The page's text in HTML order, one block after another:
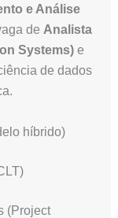
e Análise
de Analista
Systems)e
de dados
híbrido)
(Project